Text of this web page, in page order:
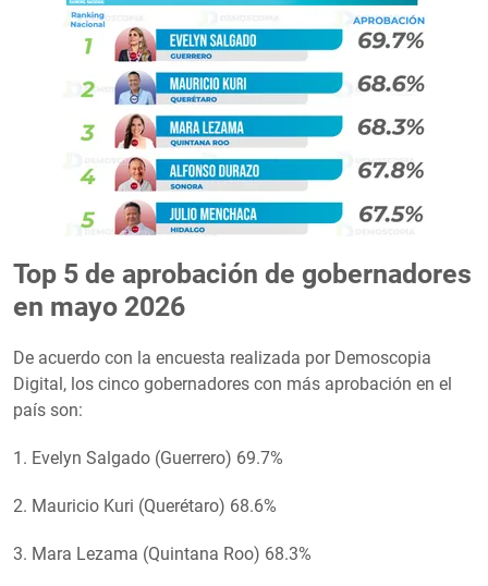
Top 5 de aprobación de gobernadores
en mayo 2026
De acuerdo con la encuesta realizada por Demoscopia
Digital, los cinco gobernadores con más aprobación en el
país son:
1. Evelyn Salgado (Guerrero) 69.7%
2. Mauricio Kuri (Querétaro) 68.6%
3. Mara Lezama (Quintana Roo) 68.3%